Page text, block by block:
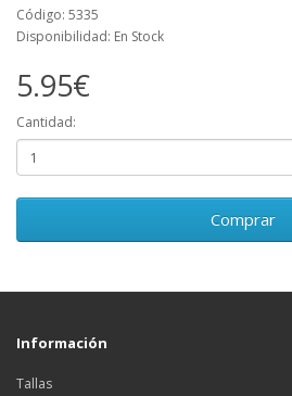
Código: 5335
Disponibilidad: En Stock
5.95€
Cantidad:
Comprar
Información
Tallas